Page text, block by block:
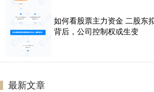
如何看股票主力资金 二股东
背后，公司控制权或生变
最新文章